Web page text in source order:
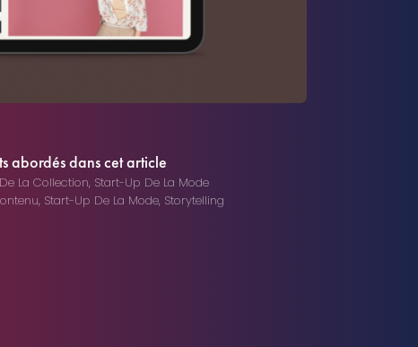
abordés dans cet article
La Collection, Start-Up De La Mode
, Start-Up De La Mode, Storytelling